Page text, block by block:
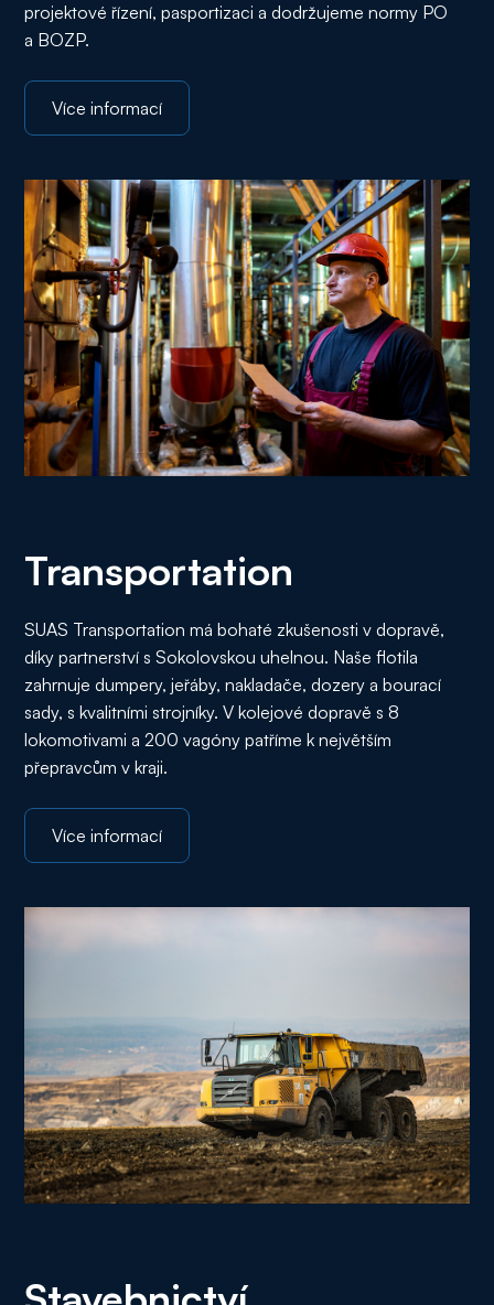
projektové řízení, pasportizaci a dodržujeme normy PO
a BOZP.
Více informací
Transportation
SUAS Transportation má bohaté zkušenosti v dopravě,
díky partnerství s Sokolovskou uhelnou. Naše flotila
zahrnuje dumpery, jeřáby, nakladače, dozery a bourací
sady, s kvalitními strojníky. V kolejové dopravě s 8
lokomotivami a 200 vagóny patříme k největším
přepravcům v kraji.
Více informací